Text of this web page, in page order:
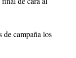
de campaña los